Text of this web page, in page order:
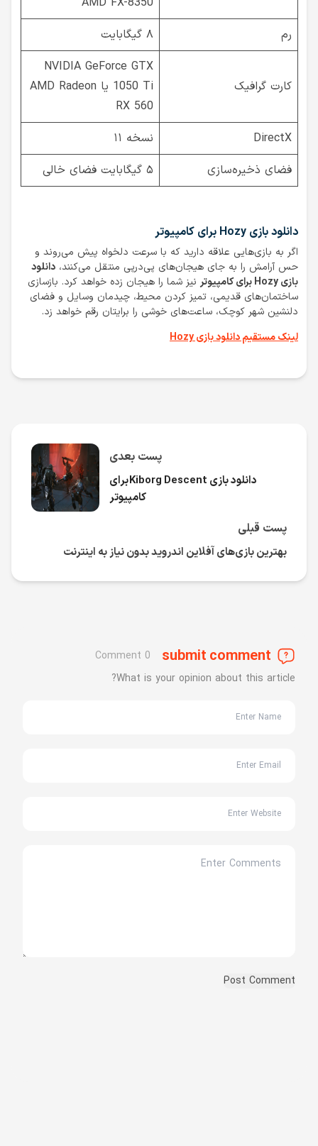
رم
۸ گیگابایت
کارت گرافیک
NVIDIA GeForce GTX
1050 Ti یا AMD Radeon
RX 560
DirectX
نسخه ۱۱
فضای ذخیره‌سازی
۵ گیگابایت فضای خالی
دانلود بازی Hozy برای کامپیوتر
اگر به بازی‌هایی علاقه دارید که با سرعت دلخواه پیش می‌روند و
حس آرامش را به جای هیجان‌های پی‌درپی منتقل می‌کنند، دانلود
بازی Hozy برای کامپیوتر
نیز شما را هیجان زده خواهد کرد. بازسازی
ساختمان‌های قدیمی، تمیز کردن محیط، چیدمان وسایل و فضای
دلنشین شهر کوچک، ساعت‌های خوشی را برایتان رقم خواهد زد.
لینک مستقیم دانلود بازی Hozy
پست قبلی
بهترین بازی‌های آفلاین اندروید بدون نیاز به اینترنت
پست بعدی
دانلود بازی Kiborg Descent برای
کامپیوتر
submit comment
0 Comment
What is your opinion about this article?